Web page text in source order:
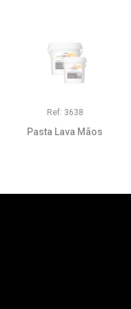
Ref: 3638
Pasta Lava Mãos